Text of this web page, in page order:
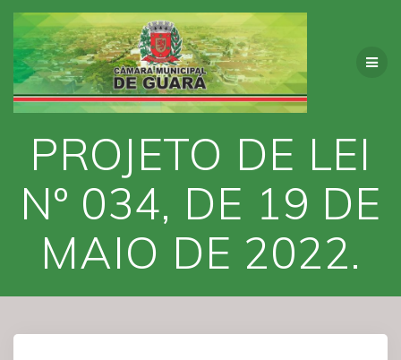
Skip
to
content
PROJETO DE LEI
Nº 034, DE 19 DE
MAIO DE 2022.